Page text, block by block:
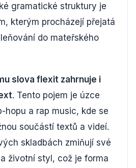
gramatické struktury je
kterým procházejí přejatá
do mateřského
slova flexit zahrnuje i
. Tento pojem je úzce
hopu a rap music, kde se
součástí textů a videí.
skladbách zmiňují své
životní styl, což je forma